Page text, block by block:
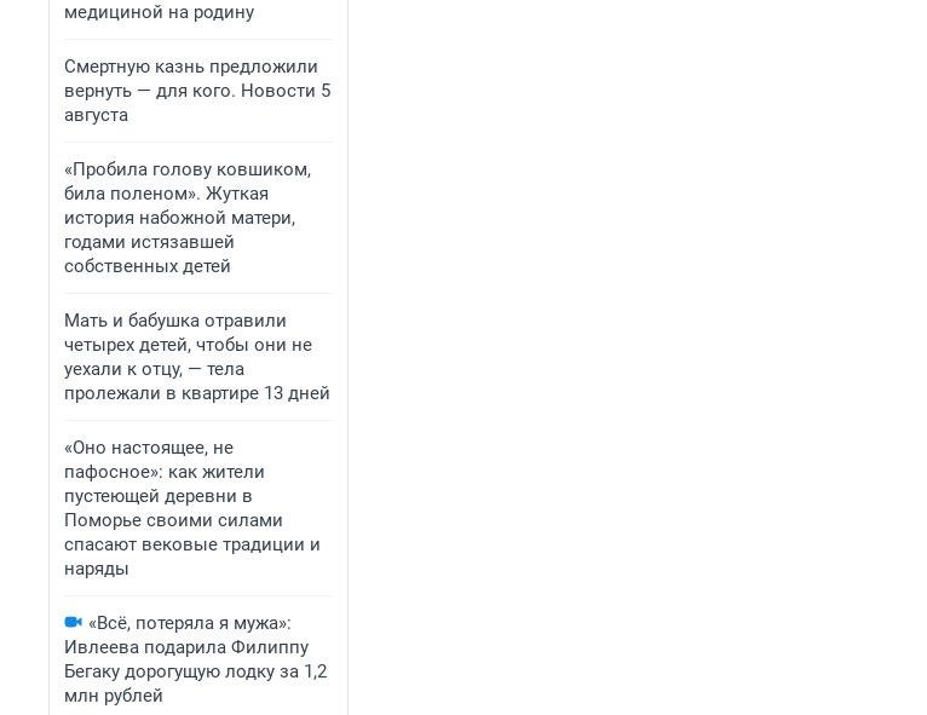
медициной на родину
Смертную казнь предложили
вернуть — для кого. Новости 5
августа
«Пробила голову ковшиком,
била поленом». Жуткая
история набожной матери,
годами истязавшей
собственных детей
Мать и бабушка отравили
четырех детей, чтобы они не
уехали к отцу, — тела
пролежали в квартире 13 дней
«Оно настоящее, не
пафосное»: как жители
пустеющей деревни в
Поморье своими силами
спасают вековые традиции и
наряды
«Всё, потеряла я мужа»:
Ивлеева подарила Филиппу
Бегаку дорогущую лодку за 1,2
млн рублей